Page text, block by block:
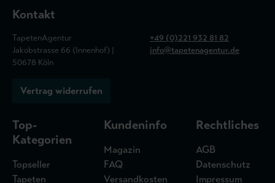
Kontakt
TapetenAgentur
Jakobstrasse 66 (Innenhof) |
50678 Köln
+49 (0)221 932 81 82
info@tapetenagentur.de
Vertrag widerrufen
Top-
Kategorien
Topseller
Tapeten
Kundeninfo
Magazin
FAQ
Versandkosten
Rechtliches
AGB
Datenschutz
Impressum